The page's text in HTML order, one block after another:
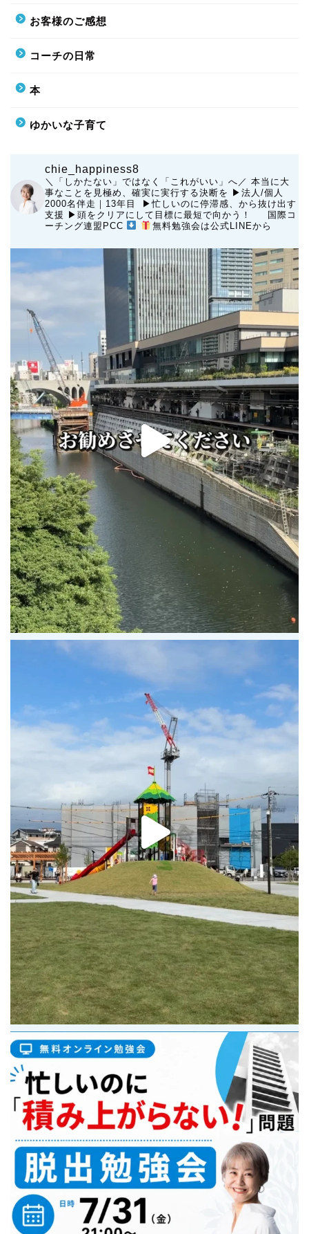
お客様のご感想
コーチの日常
本
ゆかいな子育て
chie_happiness8
＼「しかたない」ではなく「これがいい」へ／ 本当に大
事なことを見極め、確実に実行する決断を ▶︎法人/個人
2000名伴走｜13年目 ▶︎忙しいのに停滞感、から抜け出す
支援 ▶︎頭をクリアにして目標に最短で向かう！
国際コ
ーチング連盟PCC
無料勉強会は公式LINEから